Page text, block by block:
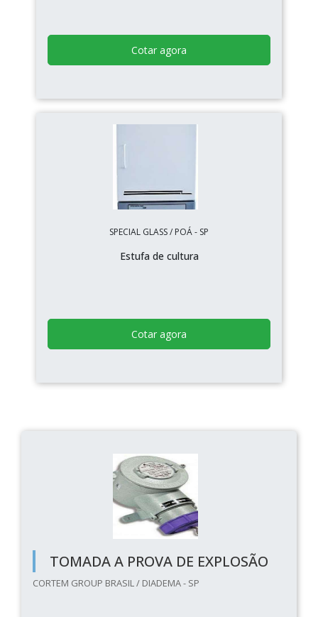
Cotar agora
SPECIAL GLASS / POÁ - SP
Estufa de cultura
Cotar agora
TOMADA A PROVA DE EXPLOSÃO
CORTEM GROUP BRASIL / DIADEMA - SP